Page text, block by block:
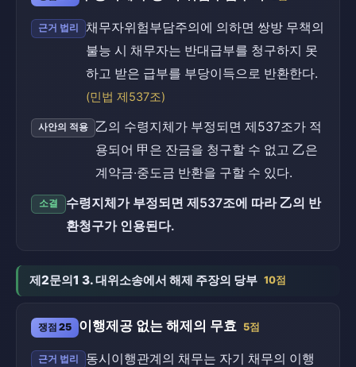
근거 법리
채무자위험부담주의에 의하면 쌍방 무책의
불능 시 채무자는 반대급부를 청구하지 못
하고 받은 급부를 부당이득으로 반환한다.
(민법 제537조)
사안의 적용
乙의 수령지체가 부정되면 제537조가 적
용되어 甲은 잔금을 청구할 수 없고 乙은
계약금·중도금 반환을 구할 수 있다.
소결
수령지체가 부정되면 제537조에 따라 乙의 반
환청구가 인용된다.
제2문의1 3. 대위소송에서 해제 주장의 당부 10점
쟁점 25 이행제공 없는 해제의 무효 5점
근거 법리
동시이행관계의 채무는 자기 채무의 이행